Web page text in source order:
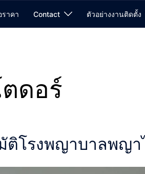
ราคา Contact ตัวอย่างงานติดตั้ง
ดอร์
ติโรงพญาบาลพญา